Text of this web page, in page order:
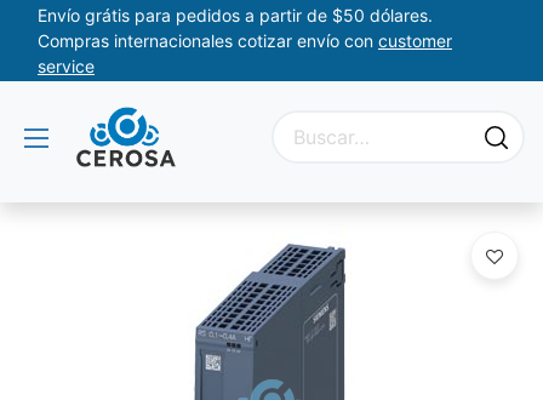
Envío grátis para pedidos a partir de $50 dólares.
Compras internacionales cotizar envío con customer
service